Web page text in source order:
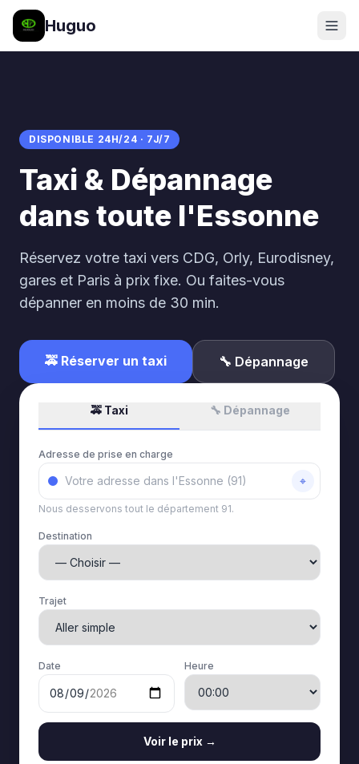
Huguo
DISPONIBLE 24H/24 · 7J/7
Taxi & Dépannage
dans toute l'Essonne
Réservez votre taxi vers CDG, Orly, Eurodisney,
gares et Paris à prix fixe. Ou faites-vous
dépanner en moins de 30 min.
🚕 Réserver un taxi 🔧 Dépannage
🚕 Taxi 🔧 Dépannage
Adresse de prise en charge
⌖
Nous desservons tout le département 91.
Destination
Trajet
Date Heure
Voir le prix →